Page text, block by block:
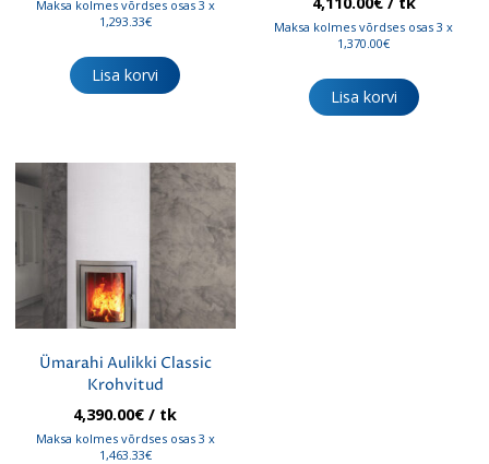
Maksa kolmes võrdses osas 3 x
1,293.33€
Lisa korvi
Maksa kolmes võrdses osas 3 x
1,370.00€
Lisa korvi
Ümarahi Aulikki Classic
Krohvitud
4,390.00€ / tk
Maksa kolmes võrdses osas 3 x
1,463.33€